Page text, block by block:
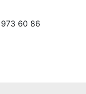
60 86